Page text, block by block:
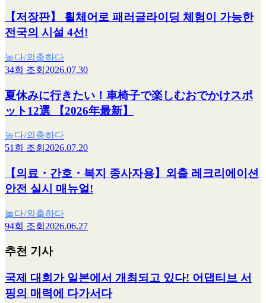
【저장판】 휠체어로 패러글라이딩 체험이 가능한
전국의 시설 4선!
놀다/외출하다
34회 조회 2026.07.30
夏休みに行きたい！車椅子で楽しむおでかけスポ
ット12選 【2026年最新】
놀다/외출하다
51회 조회 2026.07.20
【의료・간호・복지 종사자용】외출 레크리에이션
안전 실시 매뉴얼!
놀다/외출하다
94회 조회 2026.06.27
추천 기사
국제 대회가 일본에서 개최되고 있다! 어댑티브 서
핑의 매력에 다가서다